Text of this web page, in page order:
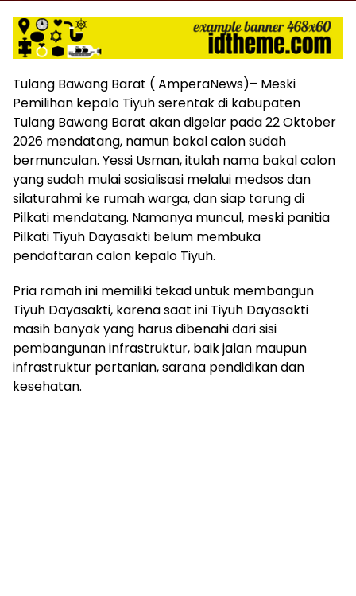
dari
SARA,
narkoba
berita
asusila
Media
Cetak
dan
Online
Ampera
News
Tulang Bawang Barat ( AmperaNews)– Meski
Pemilihan kepalo Tiyuh serentak di kabupaten
Tulang Bawang Barat akan digelar pada 22 Oktober
2026 mendatang, namun bakal calon sudah
bermunculan. Yessi Usman, itulah nama bakal calon
yang sudah mulai sosialisasi melalui medsos dan
silaturahmi ke rumah warga, dan siap tarung di
Pilkati mendatang. Namanya muncul, meski panitia
Pilkati Tiyuh Dayasakti belum membuka
pendaftaran calon kepalo Tiyuh.
Pria ramah ini memiliki tekad untuk membangun
Tiyuh Dayasakti, karena saat ini Tiyuh Dayasakti
masih banyak yang harus dibenahi dari sisi
pembangunan infrastruktur, baik jalan maupun
infrastruktur pertanian, sarana pendidikan dan
kesehatan.